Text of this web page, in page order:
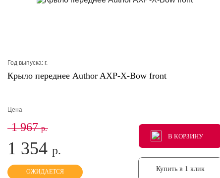
Год выпуска: г.
Крыло переднее Author AXP-X-Bow front
Цена
1 967р.
1 354 р.
ОЖИДАЕТСЯ
В КОРЗИНУ
В КОРЗИНУ
В КОРЗИНУ
Купить в 1 клик